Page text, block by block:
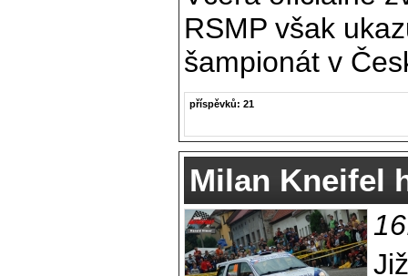
RSMP však
šampionát v
příspěvků: 21
Milan Kneifel